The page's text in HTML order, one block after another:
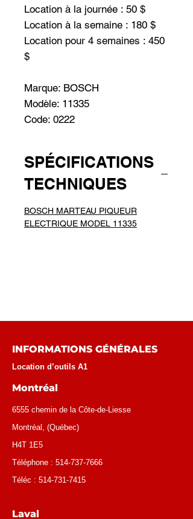
Location à la journée : 50 $
Location à la semaine : 180 $
Location pour 4 semaines : 450
$
Marque: BOSCH
Modèle: 11335
Code: 0222
SPÉCIFICATIONS
TECHNIQUES
BOSCH MARTEAU PIQUEUR
ELECTRIQUE MODEL 11335
INFORMATIONS GÉNÉRALES
Location d’outils A1
Montréal
6555 chemin de la Côte-de-Liesse
Montréal , (Québec)
H4T 1E5
Téléphone : 514-737-7666
Téléc : 514-731-7415
Laval